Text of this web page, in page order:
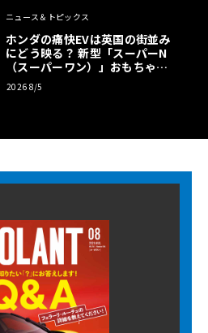
ニュース＆トピックス
ホンダの痛快EVは英国の街並み
にどう映る？ 新型「スーパーN
（スーパーワン）」おもちゃ箱
ツアーの全貌
2026 8/5